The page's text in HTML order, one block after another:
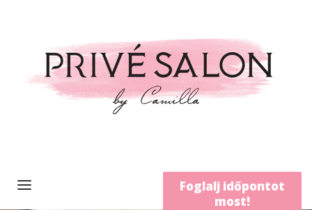
Foglalj időpontot
most!